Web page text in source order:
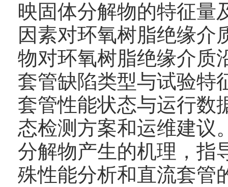
映固体分解物的特征量
因素对环氧树脂绝缘介
物对环氧树脂绝缘介质
套管缺陷类型与试验特
套管性能状态与运行数
态检测方案和运维建议
分解物产生的机理，指
殊性能分析和直流套管